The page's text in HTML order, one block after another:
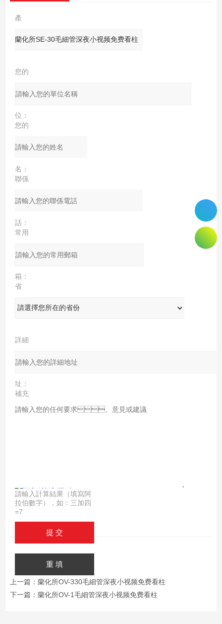
產
品：
您的
單
位：
您的
姓
名：
聯係
電
話：
常用
郵
箱：
省
份：
詳細
地
址：
補充
說
請輸入計算結果（填寫阿
拉伯數字），如：三加四
=7
上一篇： 蘭化所OV-330毛細管深夜小视频免费看柱
下一篇： 蘭化所OV-1毛細管深夜小视频免费看柱